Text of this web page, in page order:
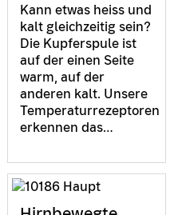
Kann etwas heiss und
kalt gleichzeitig sein?
Die Kupferspule ist
auf der einen Seite
warm, auf der
anderen kalt. Unsere
Temperaturrezeptoren
erkennen das…